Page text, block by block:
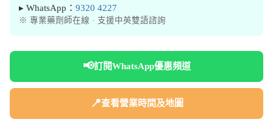
▸ WhatsApp： 9320 4227
※ 專業藥劑師在線 · 支援中英雙語諮詢
📢訂閱WhatsApp優惠頻道
📍查看營業時間及地圖